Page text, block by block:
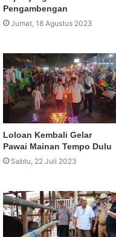
Pengambengan
Jumat, 18 Agustus 2023
Loloan Kembali Gelar
Pawai Mainan Tempo Dulu
Sabtu, 22 Juli 2023